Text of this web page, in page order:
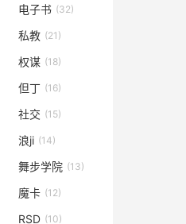
电子书 (32)
私教 (21)
权谋 (18)
但丁 (16)
社交 (15)
浪ji (14)
舞步学院 (13)
魔卡 (12)
RSD (10)